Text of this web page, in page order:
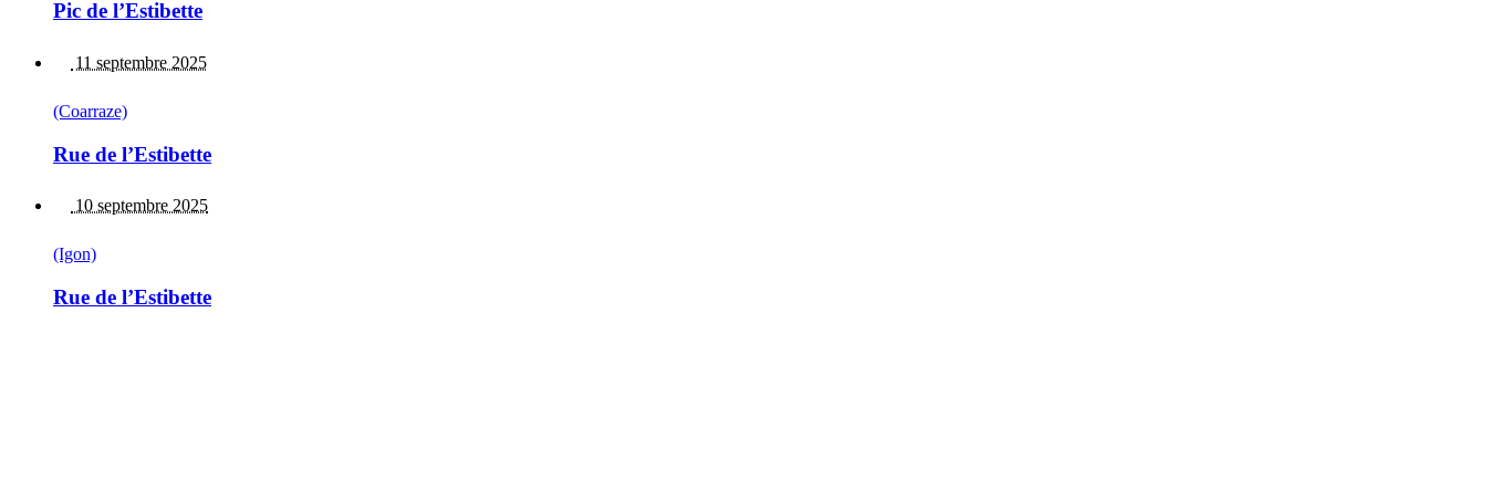
Pic de l’Estibette
11 septembre 2025
(Coarraze)
Rue de l’Estibette
10 septembre 2025
(Igon)
Rue de l’Estibette